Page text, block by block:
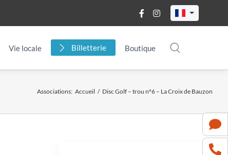
Vie locale Billetterie Boutique
Associations: Accueil / Disc Golf – trou n°6 – La Croix de Bauzon